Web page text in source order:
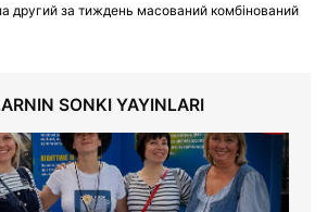
другий за тиждень масований комбінований
SONKI YAYINLARI